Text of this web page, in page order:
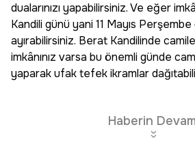
dualarınızı yapabilirsiniz. Ve eğer
Kandili günü yani 11 Mayıs
ayırabilirsiniz. Berat Kandilinde
imkânınız varsa bu önemli günde
yaparak ufak tefek ikramlar
Haberin